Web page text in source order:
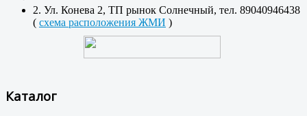
2. Ул. Конева 2, ТП рынок Солнечный, тел. 89040946438
( схема расположения ЖМИ )
Каталог